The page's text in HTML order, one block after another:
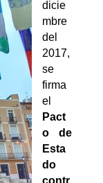
dicie
mbre
del
2017,
se
firma
el
Pact
o de
Esta
do
contr